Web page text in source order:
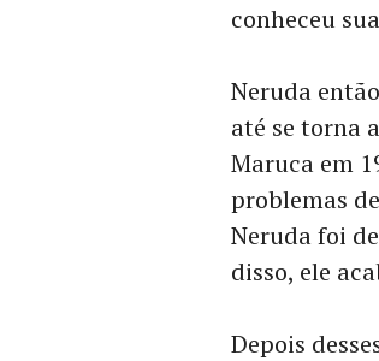
conheceu
Neruda
até se torna
Maruca em
problemas
Neruda foi
disso, ele
Depois